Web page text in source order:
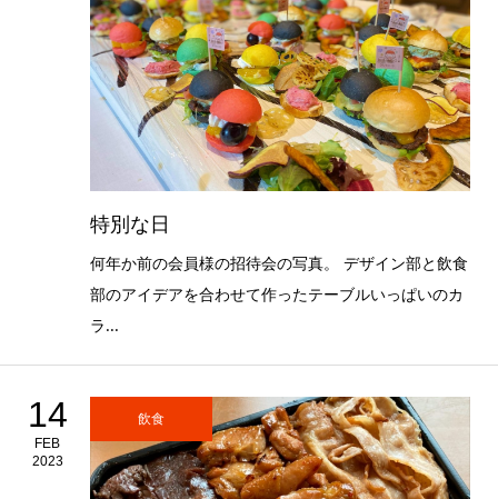
特別な日
何年か前の会員様の招待会の写真。 デザイン部と飲食
部のアイデアを合わせて作ったテーブルいっぱいのカ
ラ...
14
FEB
2023
飲食